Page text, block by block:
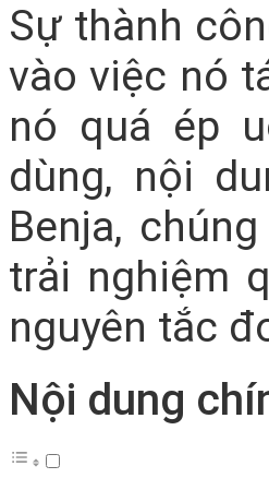
Sự thành
vào việc nó
nó quá ép
dùng, nội
Benja,
trải nghiệm
nguyên tắc
Nội dung